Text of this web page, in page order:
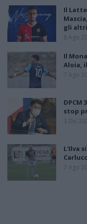
Il
gli
8 Ago
Il
Aloia,
7 Ago
stop
3 Dic
L'Ilva
7 Ago